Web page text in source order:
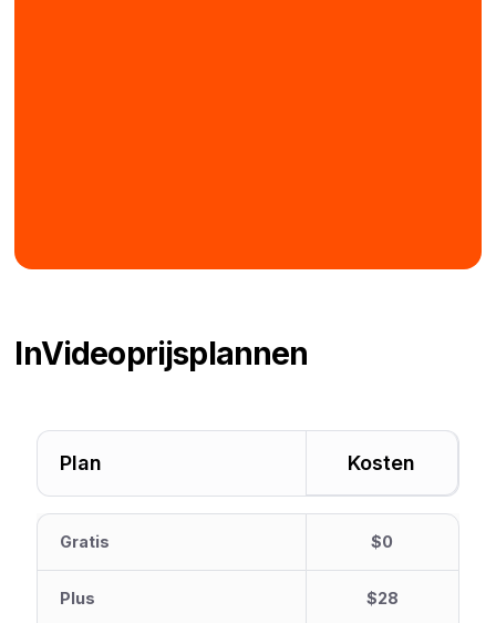
InVideoprijsplannen
Plan Kosten
Gratis $0
Plus $28